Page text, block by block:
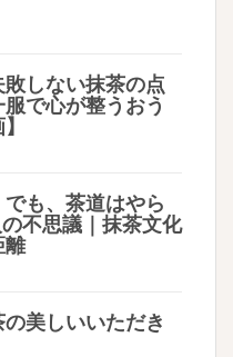
しない抹茶の点
で心が整うおう
も、茶道はやら
不思議｜抹茶文化
離
美しいいただき